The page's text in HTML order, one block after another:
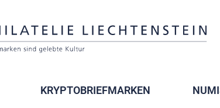
KRYPTOBRIEFMARKEN